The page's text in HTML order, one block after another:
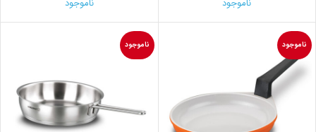
ناموجود ناموجود